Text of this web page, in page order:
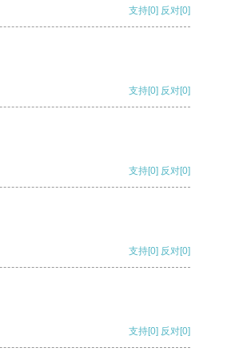
支持[0] 反对[0]
支持[0] 反对[0]
支持[0] 反对[0]
支持[0] 反对[0]
支持[0] 反对[0]